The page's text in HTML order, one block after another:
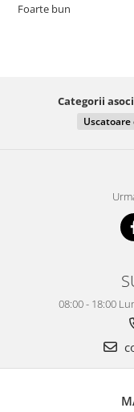
Foarte bun
Categorii
Uscatoare
08:00 - 18:00